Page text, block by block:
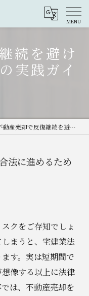
続を避け
実践ガイ
産売却で反復継続を避け合法に進めるための実践ガイド
法に進めるため
クをご存知でしょ
まうと、宅建業法
す。実は短期間で
像する以上に法律
は、不動産売却を